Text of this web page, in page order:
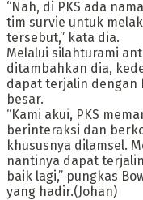
“Nah, di PKS ada
tim survie untuk
tersebut,” kata dia.
Melalui silahturami
ditambahkan dia,
dapat terjalin dengan
besar.
“Kami akui, PKS
berinteraksi dan
khususnya dilamsel.
nantinya dapat
baik lagi,” pungkas
yang hadir.(Johan)